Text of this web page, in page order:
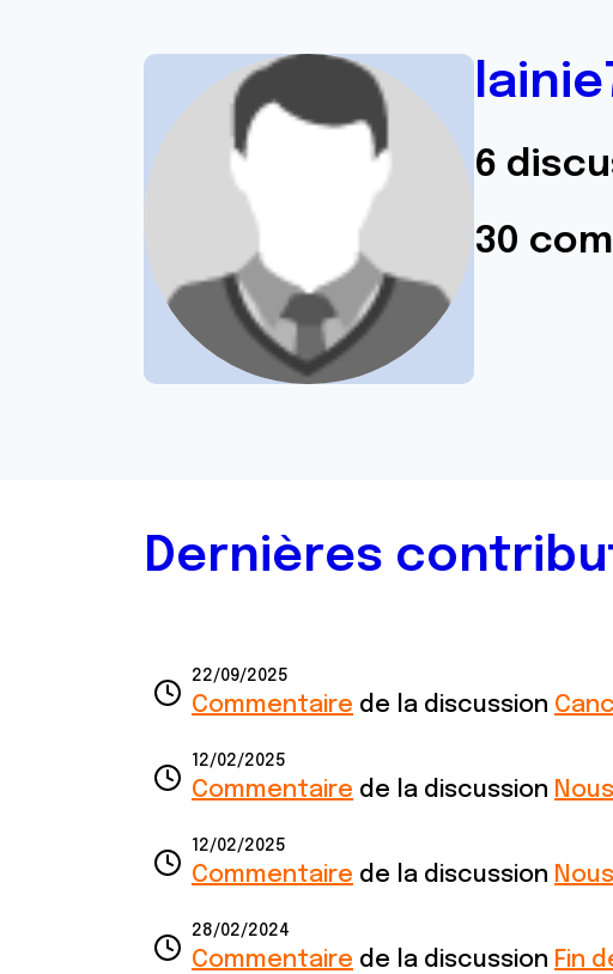
6
30
Dernières
22/09/2025
Commentaire de la discussion
12/02/2025
Commentaire de la discussion
12/02/2025
Commentaire de la discussion
28/02/2024
Commentaire de la discussion Fin